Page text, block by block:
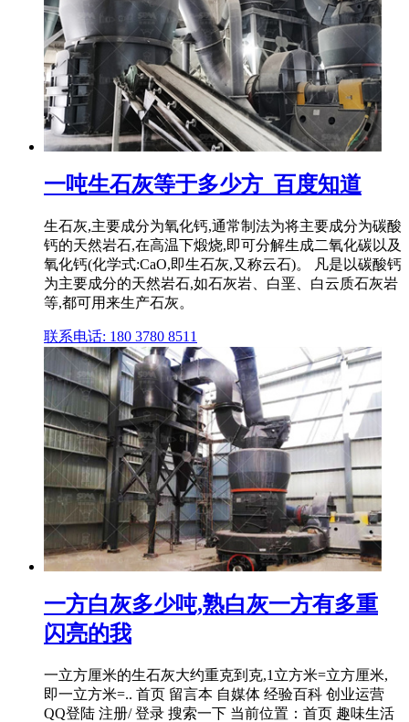
一吨生石灰等于多少方_百度知道
生石灰,主要成分为氧化钙,通常制法为将主要成分为碳酸
钙的天然岩石,在高温下煅烧,即可分解生成二氧化碳以及
氧化钙(化学式:CaO,即生石灰,又称云石)。 凡是以碳酸钙
为主要成分的天然岩石,如石灰岩、白垩、白云质石灰岩
等,都可用来生产石灰。
联系电话: 180 3780 8511
一方白灰多少吨,熟白灰一方有多重
闪亮的我
一立方厘米的生石灰大约重克到克,1立方米=立方厘米,
即一立方米=.. 首页 留言本 自媒体 经验百科 创业运营
QQ登陆 注册/ 登录 搜索一下 当前位置：首页 趣味生活